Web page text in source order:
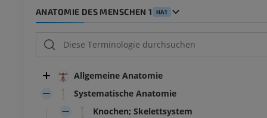
ANATOMIE DES MENSCHEN 1 HA1
Allgemeine Anatomie
Systematische Anatomie
Knochen; Skelettsystem